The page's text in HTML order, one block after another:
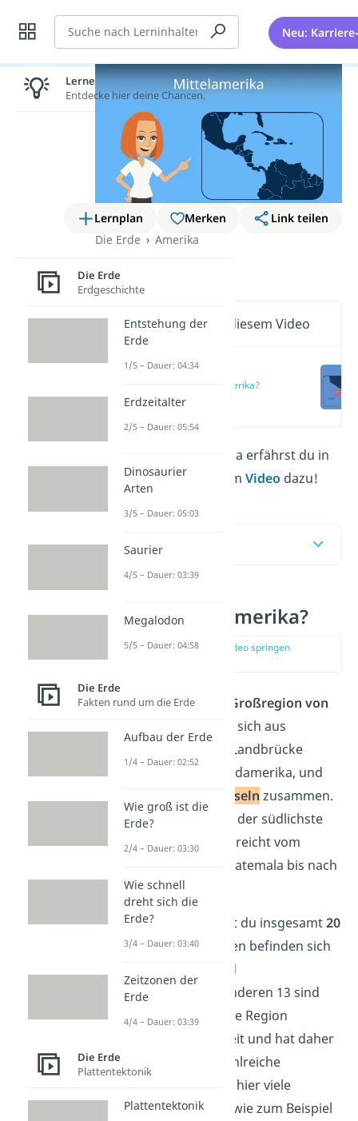
Suche Neu:
Lernplan Merken
Link teilen
Die Erde
Amerika
Mittelamerika
Wichtige Inhalte in diesem Video
Was ist
Mittelamerika?
Alles über Mittelamerika erfährst du in
unserem Beitrag und imVideo dazu!
Inhaltsübersicht
Was ist Mittelamerika?
zur Stelle im Video springen
Mittelamerika ist eine
Großregion von
Sie setzt sich aus
, einer Landbrücke
zwischen Nord- und Südamerika, und
karibischen Inseln zusammen.
Mittelamerika ist dabei der südlichste
Teil Nordamerikas und reicht vom
Süden Mexikos und Guatemala bis nach
Panama.
Zu Mittelamerika zählst du insgesamt20
Länder.Sieben von ihnen befinden sich
dabei auf dem Festland
Zentralamerikas, die anderen 13 sind
Inseln in der Karibik. Die Region
erstreckt sich recht breit und hat daher
zwei Zeitzonen
und zahlreiche
. So gibt es hier viele
verschiedene Gebiete, wie zum Beispiel
Lernen lohnt sich!
Entdecke hier deine Chancen.
Die Erde
Erdgeschichte
Entstehung der
Erde
1/5 – Dauer: 04:34
Erdzeitalter
2/5 – Dauer: 05:54
Dinosaurier
Arten
3/5 – Dauer: 05:03
Saurier
4/5 – Dauer: 03:39
Megalodon
5/5 – Dauer: 04:58
Die Erde
Fakten rund um die Erde
Aufbau der Erde
1/4 – Dauer: 02:52
Wie groß ist die
Erde?
2/4 – Dauer: 03:30
Wie schnell
dreht sich die
Erde?
3/4 – Dauer: 03:40
Zeitzonen der
Erde
4/4 – Dauer: 03:39
Die Erde
Plattentektonik
Plattentektonik